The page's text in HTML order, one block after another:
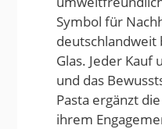
Symbol für
deutschlandweit
Glas. Jeder
und das
Pasta ergänzt
ihrem